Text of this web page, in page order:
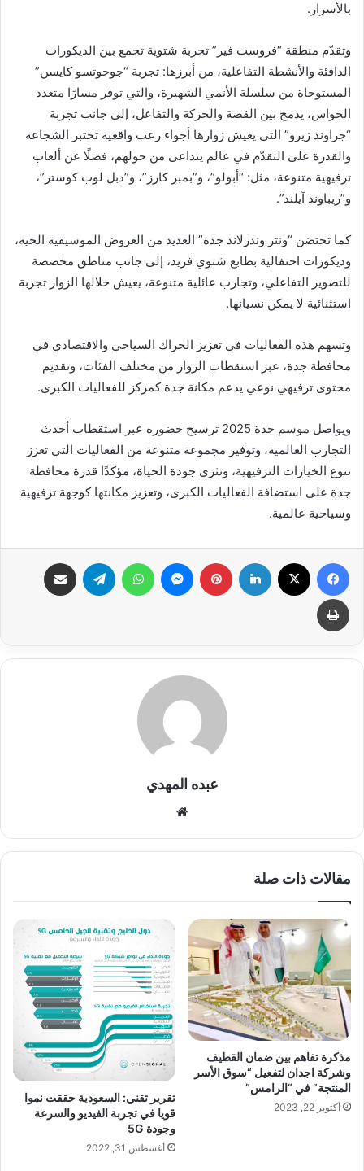
بالأسرار.
وتقدّم منطقة “فروست فير” تجربة شتوية تجمع بين الديكورات
الدافئة والأنشطة التفاعلية، من أبرزها: تجربة “جوجوتسو كايسن”
المستوحاة من سلسلة الأنمي الشهيرة، والتي توفر مسارًا متعدد
الحواس، يدمج بين القصة والحركة والتفاعل، إلى جانب تجربة
“جراوند زيرو” التي يعيش زوارها أجواء رعب واقعية تختبر الشجاعة
والقدرة على التقدّم في عالم يتداعى من حولهم، فضلًا عن ألعاب
ترفيهية متنوعة، مثل: “أبولو”، و”بمبر كارز”، و”دبل لوب كوستر”،
و”ريباوند آيلند”.
كما تحتضن “ونتر وندرلاند جدة” العديد من العروض الموسيقية الحية،
وديكورات احتفالية بطابع شتوي فريد، إلى جانب مناطق مخصصة
للتصوير التفاعلي، وتجارب عائلية متنوعة، يعيش خلالها الزوار تجربة
استثنائية لا يمكن نسيانها.
وتسهم هذه الفعاليات في تعزيز الحراك السياحي والاقتصادي في
محافظة جدة، عبر استقطاب الزوار من مختلف الفئات، وتقديم
محتوى ترفيهي نوعي يدعم مكانة جدة كمركز للفعاليات الكبرى.
ويواصل موسم جدة 2025 ترسيخ حضوره عبر استقطاب أحدث
التجارب العالمية، وتوفير مجموعة متنوعة من الفعاليات التي تعزز
تنوع الخيارات الترفيهية، وتثري جودة الحياة، مؤكدًا قدرة محافظة
جدة على استضافة الفعاليات الكبرى، وتعزيز مكانتها كوجهة ترفيهية
وسياحية عالمية.
عبده المهدي
الوي
مقالات ذات صلة
مذكرة تفاهم بين ضمان القطيف
وشركة اجدان لتفعيل “سوق الأسر
المنتجة” في “الرامس”
أكتوبر 22, 2023
تقرير تقني: السعودية حققت نموا
قويا في تجربة الفيديو والسرعة
وجودة 5G
أغسطس 31, 2022